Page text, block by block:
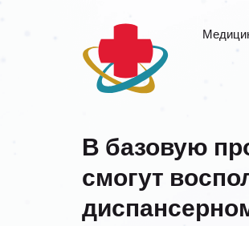
В базовую
смогут